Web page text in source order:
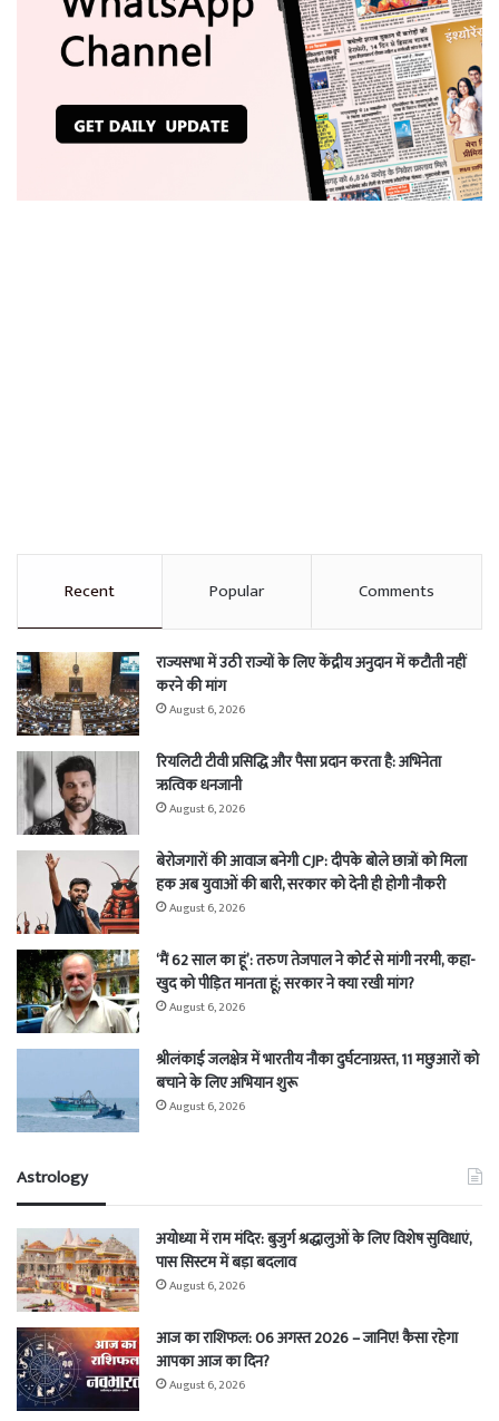
Recent Popular Comments
राज्यसभा में उठी राज्यों के लिए केंद्रीय अनुदान में कटौती नहीं
करने की मांग
August 6, 2026
रियलिटी टीवी प्रसिद्धि और पैसा प्रदान करता है: अभिनेता
ऋत्विक धनजानी
August 6, 2026
बेरोजगारों की आवाज बनेगी CJP: दीपके बोले छात्रों को मिला
हक अब युवाओं की बारी, सरकार को देनी ही होगी नौकरी
August 6, 2026
‘मैं 62 साल का हूं’: तरुण तेजपाल ने कोर्ट से मांगी नरमी, कहा-
खुद को पीड़ित मानता हूं; सरकार ने क्या रखी मांग?
August 6, 2026
श्रीलंकाई जलक्षेत्र में भारतीय नौका दुर्घटनाग्रस्त, 11 मछुआरों को
बचाने के लिए अभियान शुरू
August 6, 2026
Astrology
अयोध्या में राम मंदिर: बुजुर्ग श्रद्धालुओं के लिए विशेष सुविधाएं,
पास सिस्टम में बड़ा बदलाव
August 6, 2026
आज का राशिफल: 06 अगस्त 2026 – जानिए! कैसा रहेगा
आपका आज का दिन?
August 6, 2026